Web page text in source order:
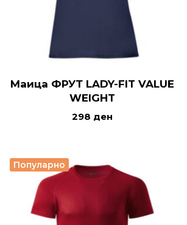
Маица ФРУТ LADY-FIT VALUE
WEIGHT
298 ден
Популарно